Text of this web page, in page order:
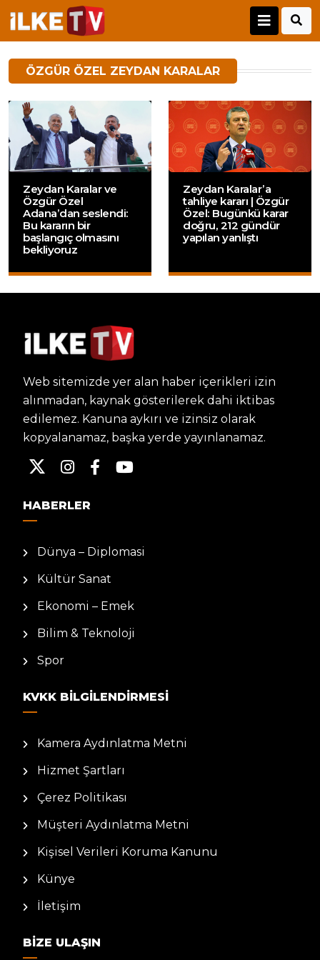
ÖZGÜR ÖZEL ZEYDAN KARALAR
Zeydan Karalar ve
Özgür Özel
Adana’dan seslendi:
Bu kararın bir
başlangıç olmasını
bekliyoruz
Zeydan Karalar’a
tahliye kararı | Özgür
Özel: Bugünkü karar
doğru, 212 gündür
yapılan yanlıştı
Web sitemizde yer alan haber içerikleri izin
alınmadan, kaynak gösterilerek dahi iktibas
edilemez. Kanuna aykırı ve izinsiz olarak
kopyalanamaz, başka yerde yayınlanamaz.
HABERLER
Dünya – Diplomasi
Kültür Sanat
Ekonomi – Emek
Bilim & Teknoloji
Spor
KVKK BILGILENDIRMESI
Kamera Aydınlatma Metni
Hizmet Şartları
Çerez Politikası
Müşteri Aydınlatma Metni
Kişisel Verileri Koruma Kanunu
Künye
İletişim
BIZE ULAŞIN